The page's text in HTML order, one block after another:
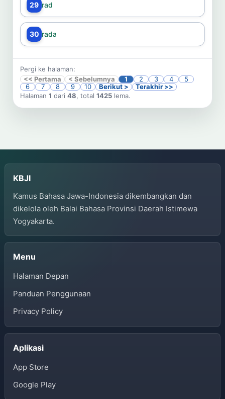
29 rad
30 rada
Pergi ke halaman:
<< Pertama
< Sebelumnya 1 2 3 4
5
6
7 8 9 10 Berikut >
Terakhir >>
Halaman 1 dari 48, total 1425 lema.
KBJI
Kamus Bahasa Jawa-Indonesia dikembangkan dan
dikelola oleh Balai Bahasa Provinsi Daerah Istimewa
Yogyakarta.
Menu
Halaman Depan
Panduan Penggunaan
Privacy Policy
Aplikasi
App Store
Google Play